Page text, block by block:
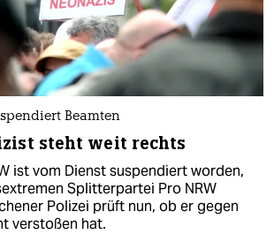
Beamten
steht weit rechts
ist vom Dienst suspendiert worden,
Splitterpartei Pro NRW
Polizei prüft nun, ob er gegen
verstoßen hat.